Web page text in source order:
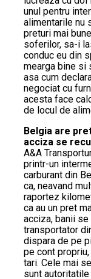
unul pentru
alimentarile nu
preturi mai
soferilor, sa-i
conduc eu din
mearga bine si
asa cum
negociat cu
acesta face
de locul de
Belgia are
acciza se
A&A
printr-un
carburant din
ca, neavand
raportez
ca au un pret
acciza, banii
transportator
dispara de pe
pe cont
tari. Cele mai
sunt autoritatile